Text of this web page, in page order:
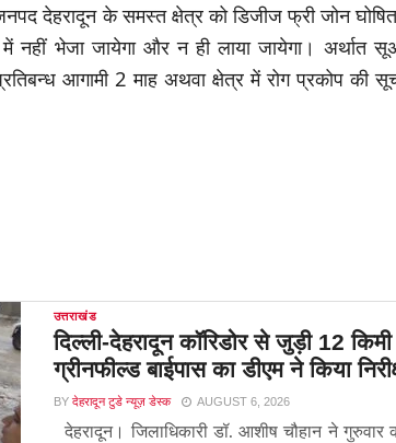
देहरादून के समस्त क्षेत्र को डिजीज फ्री जोन
नहीं भेजा जायेगा और न ही लाया जायेगा। अर्थात
आगामी 2 माह अथवा क्षेत्र में रोग प्रकोप की
उत्तराखंड
दिल्ली-देहरादून कॉरिडोर से जुड़ी 12 किमी
ग्रीनफील्ड बाईपास का डीएम ने किया
BY देहरादून टुडे न्यूज़ डेस्क AUGUST 6, 2026
देहरादून। जिलाधिकारी डॉ. आशीष चौहान ने गुरुवार